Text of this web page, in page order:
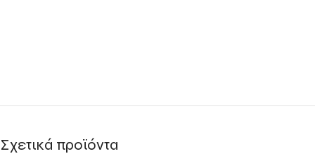
Σχετικά προϊόντα